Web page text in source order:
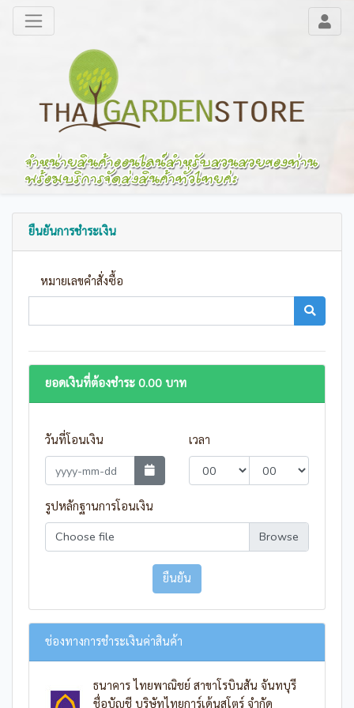
ยืนยันการชำระเงิน
หมายเลขคำสั่งซื้อ
ยอดเงินที่ต้องชำระ 0.00 บาท
วันที่โอนเงิน เวลา
รูปหลักฐานการโอนเงิน
Choose file
ช่องทางการชำระเงินค่าสินค้า
ธนาคาร ไทยพาณิชย์ สาขาโรบินสัน จันทบุรี
ชื่อบัญชี บริษัทไทยการ์เด้นสโตร์ จำกัด